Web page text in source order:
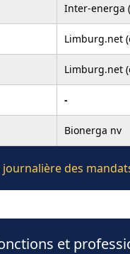
Inter-energa
Limburg.net
Limburg.net
-
Bionerga nv
des
et